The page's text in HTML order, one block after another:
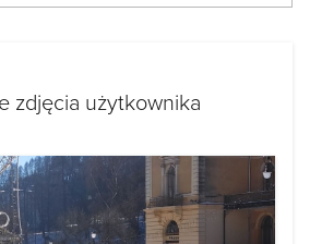
zdjęcia użytkownika